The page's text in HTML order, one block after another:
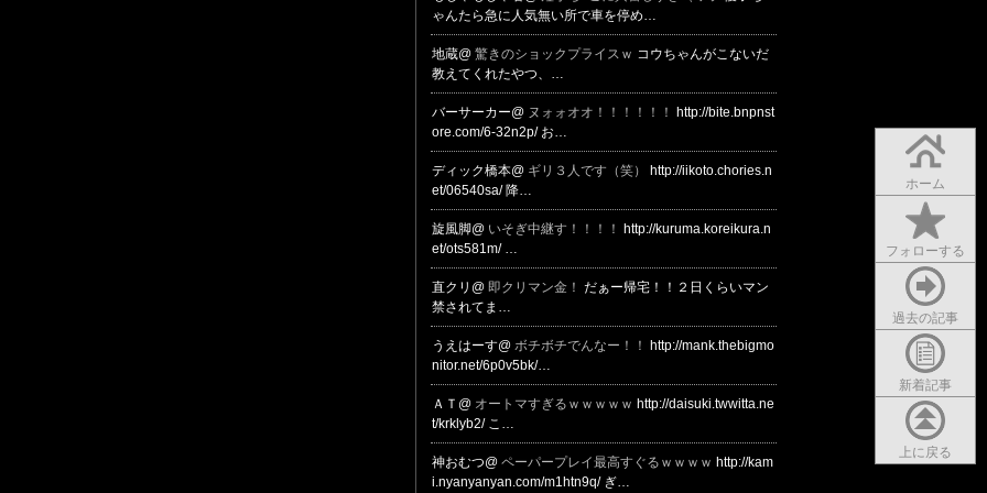
ホーム
フォローする
過去の記事
新着記事
上に戻る
ゃんたら急に人気無い所で車を停め…
地蔵@ 驚きのショックプライスｗ コウちゃんがこないだ
教えてくれたやつ、…
バーサーカー@ ヌォォオオ！！！！！！ http://bite.bnpnst
ore.com/6-32n2p/ お…
ディック橋本@ ギリ３人です（笑） http://iikoto.chories.n
et/06540sa/ 降…
旋風脚@ いそぎ中継す！！！！ http://kuruma.koreikura.n
et/ots581m/ …
直クリ@ 即クリマン金！ だぁー帰宅！！２日くらいマン
禁されてま…
うえはーす@ ボチボチでんなー！！ http://mank.thebigmo
nitor.net/6p0v5bk/…
ＡＴ@ オートマすぎるｗｗｗｗｗ http://daisuki.twwitta.ne
t/krklyb2/ こ…
神おむつ@ ペーパープレイ最高すぐるｗｗｗｗ http://kam
i.nyanyanyan.com/m1htn9q/ ぎ…